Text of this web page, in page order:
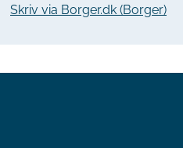
Skriv via Borger.dk (Borger)